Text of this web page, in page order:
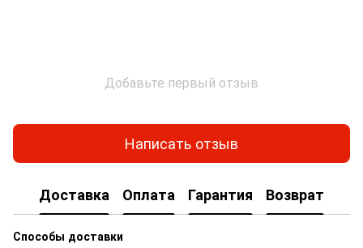
Добавьте первый отзыв
Написать отзыв
Доставка Оплата Гарантия Возврат
Способы доставки